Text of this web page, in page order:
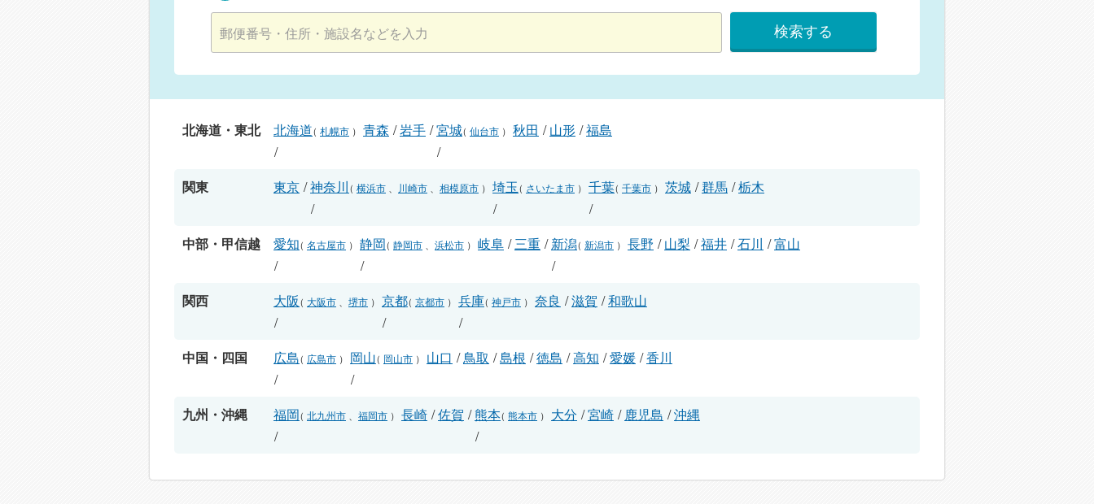
検索する
北海道・東北 北海道（ 札幌市 ）
/
青森 /岩手 /宮城（ 仙台市 ）
/
秋田 /山形 /福島
関東 東京 /神奈川（ 横浜市 川崎市 相模原市 ）
/
埼玉（ さいたま市 ）
/
千葉（ 千葉市 ）
/
茨城 /群馬 /栃木
中部・甲信越 愛知（ 名古屋市 ）
/
静岡（ 静岡市 浜松市 ）
/
岐阜 /三重 /新潟（ 新潟市 ）
/
長野 /山梨 /福井 /石川 /富山
関西 大阪（ 大阪市 堺市 ）
/
京都（ 京都市 ）
/
兵庫（ 神戸市 ）
/
奈良 /滋賀 /和歌山
中国・四国 広島（ 広島市 ）
/
岡山（ 岡山市 ）
/
山口 /鳥取 /島根 /徳島 /高知 /愛媛 /香川
九州・沖縄 福岡（ 北九州市 福岡市 ）
/
長崎 /佐賀 /熊本（ 熊本市 ）
/
大分 /宮崎 / 鹿児島 /沖縄